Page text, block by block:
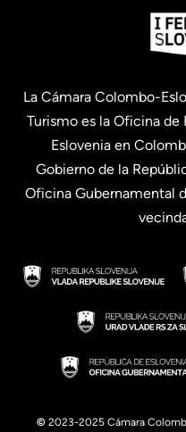
La Cámara Colombo-
Turismo es la Oficina
Eslovenia en
Gobierno de la
Oficina Gubernamental
© 2023-2025 Cámara